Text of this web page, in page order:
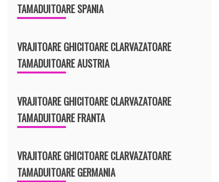
TAMADUITOARE SPANIA
VRAJITOARE GHICITOARE CLARVAZATOARE
TAMADUITOARE AUSTRIA
VRAJITOARE GHICITOARE CLARVAZATOARE
TAMADUITOARE FRANTA
VRAJITOARE GHICITOARE CLARVAZATOARE
TAMADUITOARE GERMANIA